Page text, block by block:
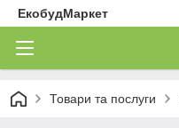
ЕкобудМаркет
Товари та послуги